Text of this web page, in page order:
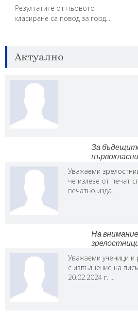
Резултатите от първото
класиране са повод за горд...
Актуално
За
Уважаеми
че излезе от печат
печатно изда...
На
Уважаеми ученици и
с изпълнение на
20.02.2024 г. ...